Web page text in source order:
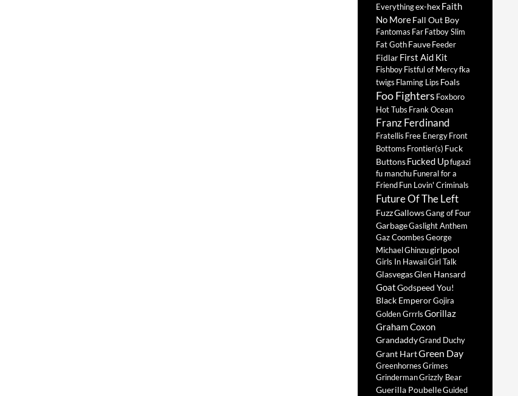
Everythingex-hexFaith
No MoreFall Out Boy
Fantomas FarFatboy Slim
Fat GothFauveFeeder
FidlarFirst Aid Kit
FishboyFistful of Mercyfka
twigs Flaming Lips Foals
Foo Fighters Foxboro
Hot Tubs Frank Ocean
Franz Ferdinand
Fratellis Free EnergyFront
Bottoms Frontier(s) Fuck
ButtonsFucked Upfugazi
fu manchuFuneral for a
FriendFun Lovin' Criminals
Future Of The Left
FuzzGallowsGang of Four
GarbageGaslight Anthem
Gaz CoombesGeorge
MichaelGhinzugirlpool
Girls In HawaiiGirl Talk
GlasvegasGlen Hansard
GoatGodspeed You!
Black EmperorGojira
Golden GrrrlsGorillaz
Graham Coxon
GrandaddyGrand Duchy
Grant HartGreen Day
GreenhornesGrimes
GrindermanGrizzly Bear
Guerilla PoubelleGuided